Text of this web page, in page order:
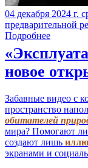
04 декабря 2024 г.
предварительной
Подробнее
новое
Забавные видео с
пространство
обитателей
мира? Помогают
создают лишь
экранами и